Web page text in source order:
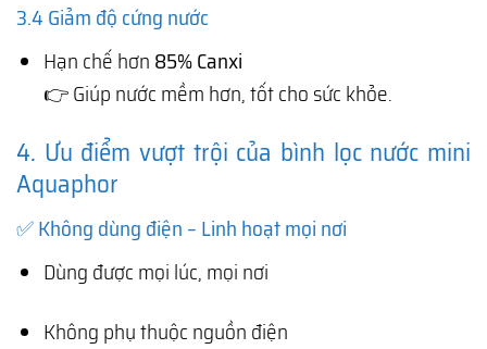
3.4 Giảm độ cứng nước
Hạn chế hơn 85% Canxi
👉 Giúp nước mềm hơn, tốt cho sức khỏe.
4. Ưu điểm vượt trội của bình lọc nước mini
Aquaphor
✅ Không dùng điện – Linh hoạt mọi nơi
Dùng được mọi lúc, mọi nơi
Không phụ thuộc nguồn điện